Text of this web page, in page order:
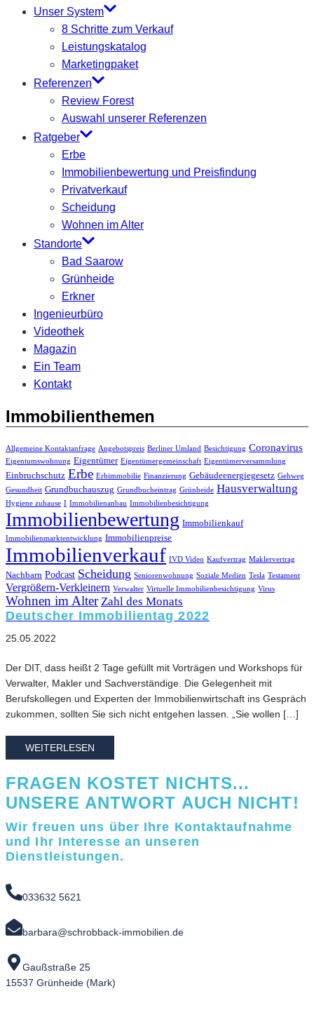
Unser System
8 Schritte zum Verkauf
Leistungskatalog
Marketingpaket
Referenzen
Review Forest
Auswahl unserer Referenzen
Ratgeber
Erbe
Immobilienbewertung und Preisfindung
Privatverkauf
Scheidung
Wohnen im Alter
Standorte
Bad Saarow
Grünheide
Erkner
Ingenieurbüro
Videothek
Magazin
Ein Team
Kontakt
Immobilienthemen
Allgemeine Kontaktanfrage Angebotspreis Berliner Umland Besichtigung Coronavirus
Eigentumswohnung Eigentümer Eigentümergemeinschaft Eigentümerversammlung
Einbruchschutz Erbe Erbimmobilie Finanzierung Gebäudeenergiegesetz Gehweg
Gesundheit Grundbuchauszug Grundbucheintrag Grünheide Hausverwaltung
Hygiene zuhause I Immobilienanbau Immobilienbesichtigung
Immobilienbewertung Immobilienkauf
Immobilienmarktentwicklung Immobilienpreise
Immobilienverkauf IVD Video Kaufvertrag Maklervertrag
Nachbarn Podcast Scheidung Seniorenwohnung Soziale Medien Tesla Testament
Vergrößern-Verkleinern Verwalter Virtuelle Immobilienbesichtigung Virus
Wohnen im Alter Zahl des Monats
Deutscher Immobilientag 2022
25.05.2022
Der DIT, dass heißt 2 Tage gefüllt mit Vorträgen und Workshops für
Verwalter, Makler und Sachverständige. Die Gelegenheit mit
Berufskollegen und Experten der Immobilienwirtschaft ins Gespräch
zukommen, sollten Sie sich nicht entgehen lassen. „Sie wollen […]
WEITERLESEN
FRAGEN KOSTET NICHTS...
UNSERE ANTWORT AUCH NICHT!
Wir freuen uns über Ihre Kontaktaufnahme
und Ihr Interesse an unseren
Dienstleistungen.
033632 5621
barbara@schrobback-immobilien.de
Gaußstraße 25
15537 Grünheide (Mark)